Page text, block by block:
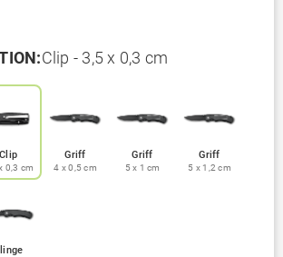
Clip - 3,5 x 0,3 cm
Clip
0,3 cm
Griff
4 x 0,5 cm
Griff
5 x 1 cm
Griff
5 x 1,2 cm